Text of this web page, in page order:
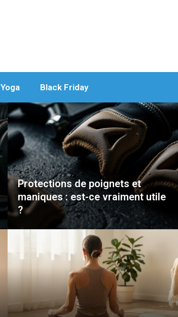
Yoga Black Friday
Protections de poignets et
maniques : est-ce vraiment utile
?